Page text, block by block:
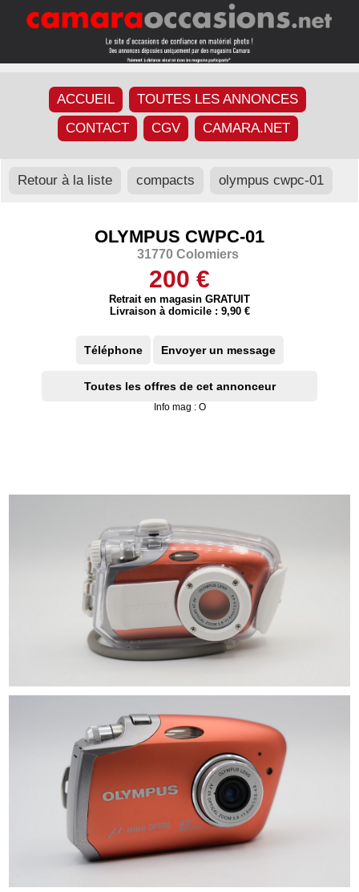
ACCUEIL
TOUTES LES ANNONCES
CONTACT
CGV CAMARA.NET
Retour à la liste compacts olympus cwpc-01
OLYMPUS CWPC-01
31770 Colomiers
200 €
Retrait en magasin GRATUIT
Livraison à domicile : 9,90 €
Téléphone Envoyer un message
Toutes les offres de cet annonceur
Info mag : O